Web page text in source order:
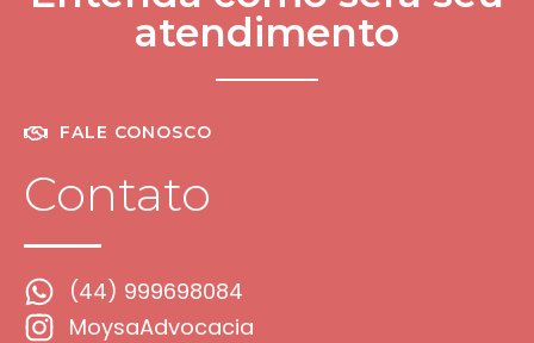
atendimento
FALE CONOSCO
Contato
(44) 999698084
MoysaAdvocacia